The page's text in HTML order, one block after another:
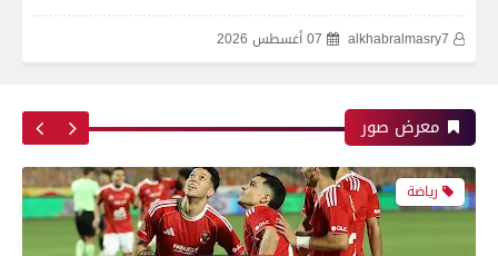
alkhabralmasry7
07 أغسطس 2026
معرض صور
بعدسة الخبر المصري| شاهد أبرز لقطات مباراة زد و
بيراميدز فى نهائى كأس مصر
رياضة